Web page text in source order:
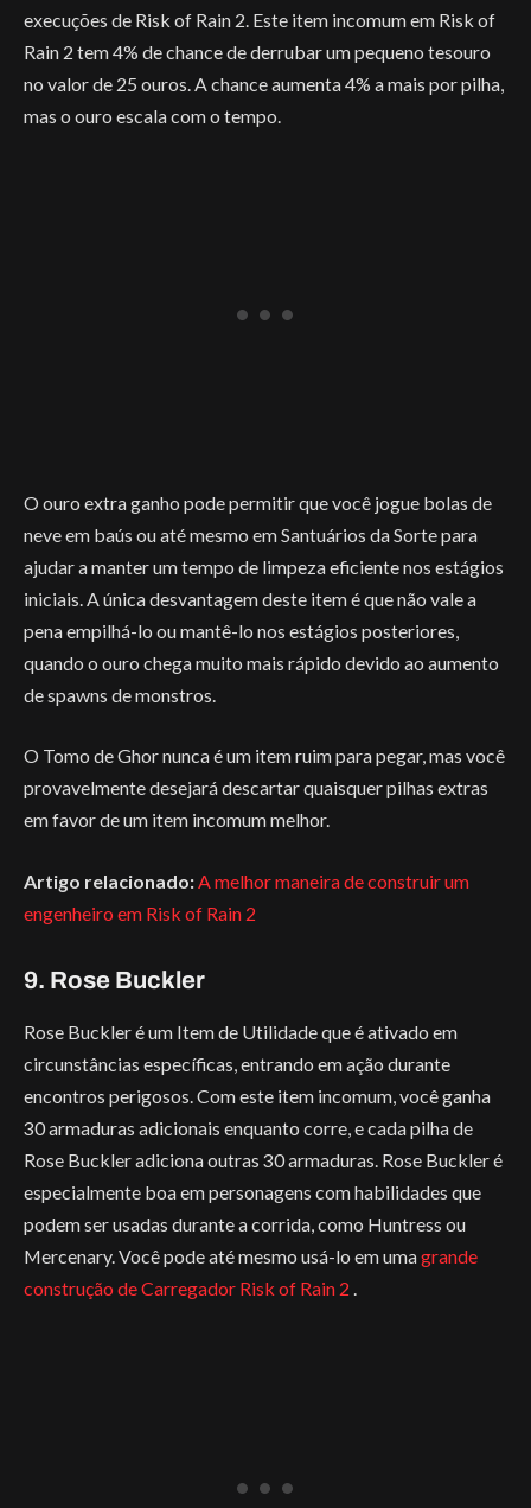
execuções de Risk of Rain 2. Este item incomum em Risk of
Rain 2 tem 4% de chance de derrubar um pequeno tesouro
no valor de 25 ouros. A chance aumenta 4% a mais por pilha,
mas o ouro escala com o tempo.
O ouro extra ganho pode permitir que você jogue bolas de
neve em baús ou até mesmo em Santuários da Sorte para
ajudar a manter um tempo de limpeza eficiente nos estágios
iniciais. A única desvantagem deste item é que não vale a
pena empilhá-lo ou mantê-lo nos estágios posteriores,
quando o ouro chega muito mais rápido devido ao aumento
de spawns de monstros.
O Tomo de Ghor nunca é um item ruim para pegar, mas você
provavelmente desejará descartar quaisquer pilhas extras
em favor de um item incomum melhor.
Artigo relacionado:A melhor maneira de construir um
engenheiro em Risk of Rain 2
9. Rose Buckler
Rose Buckler é um Item de Utilidade que é ativado em
circunstâncias específicas, entrando em ação durante
encontros perigosos. Com este item incomum, você ganha
30 armaduras adicionais enquanto corre, e cada pilha de
Rose Buckler adiciona outras 30 armaduras. Rose Buckler é
especialmente boa em personagens com habilidades que
podem ser usadas durante a corrida, como Huntress ou
Mercenary. Você pode até mesmo usá-lo em umagrande
construção de Carregador Risk of Rain 2 .